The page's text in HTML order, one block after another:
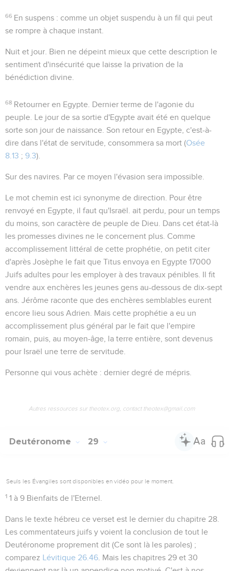
66 En suspens : comme un objet suspendu à un fil qui peut
se rompre à chaque instant.
Nuit et jour . Bien ne dépeint mieux que cette description le
sentiment d'insécurité que laisse la privation de la
bénédiction divine.
68 Retourner en Egypte . Dernier terme de l'agonie du
peuple. Le jour de sa sortie d'Egypte avait été en quelque
sorte son jour de naissance. Son retour en Egypte, c'est-à-
dire dans l'état de servitude, consommera sa mort (Osée
8.13 ; 9.3).
Sur des navires . Par ce moyen l'évasion sera impossible.
Le mot chemin est ici synonyme de direction. Pour être
renvoyé en Egypte, il faut qu'Israël. ait perdu, pour un temps
du moins, son caractère de peuple de Dieu. Dans cet état-là
les promesses divines ne le concernent plus. Comme
accomplissement littéral de cette prophétie, on petit citer
d'après Josèphe le fait que Titus envoya en Egypte 17000
Juifs adultes pour les employer à des travaux pénibles. Il fit
vendre aux enchères les jeunes gens au-dessous de dix-sept
ans. Jérôme raconte que des enchères semblables eurent
encore lieu sous Adrien. Mais cette prophétie a eu un
accomplissement plus général par le fait que l'empire
romain, puis, au moyen-âge, la terre entière, sont devenus
pour Israël une terre de servitude.
Personne qui vous achète : dernier degré de mépris.
Autres ressources sur theotex.org, contact theotex@gmail.com
Deutéronome 29
Seuls les Évangiles sont disponibles en vidéo pour le moment.
1 1 à 9 Bienfaits de l'Eternel.
Dans le texte hébreu ce verset est le dernier du chapitre 28.
Les commentateurs juifs y voient la conclusion de tout le
Deutéronome proprement dit (Ce sont là les paroles) ;
comparez Lévitique 26.46 . Mais les chapitres 29 et 30